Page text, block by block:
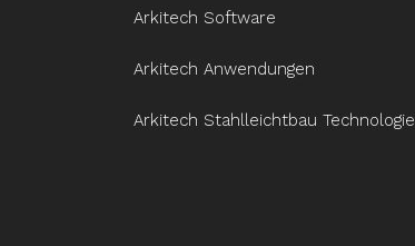
Arkitech Software
Arkitech Anwendungen
Arkitech Stahlleichtbau Technologie